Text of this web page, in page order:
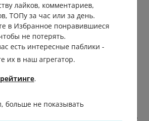
-
№ 1
масштабный фестиваль
«Едем на Савин». Тысячи...
лайков, комментариев,
ТОПу за час или за день.
в Избранное понравившиеся
не потерять.
есть интересные паблики -
их в наш агрегатор.
.
больше не показывать